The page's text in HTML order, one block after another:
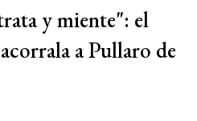
y miente": el
a Pullaro de